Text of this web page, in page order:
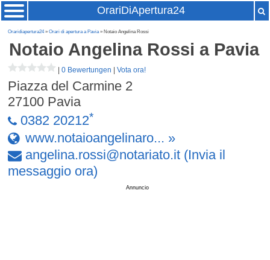
OrariDiApertura24
Oraridiapertura24»Orari di apertura a Pavia» Notaio Angelina Rossi
Notaio Angelina Rossi a Pavia
|0 Bewertungen |Vota ora!
Piazza del Carmine 2
27100 Pavia
0382 20212*
www.notaioangelinaro... »
angelina.rossi@notariato.it (Invia il
messaggio ora)
Annuncio